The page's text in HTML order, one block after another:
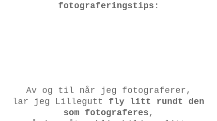
fotograferingstips :
Av og til når jeg fotograferer,
lar jeg Lillegutt fly litt rundt den
som fotograferes ,